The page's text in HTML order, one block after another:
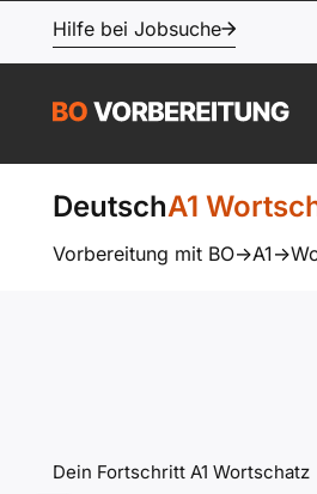
Hilfe bei Jobsuche
DeutschA1
Vorbereitung mit BO->A1->
Dein Fortschritt A1 Wortschatz